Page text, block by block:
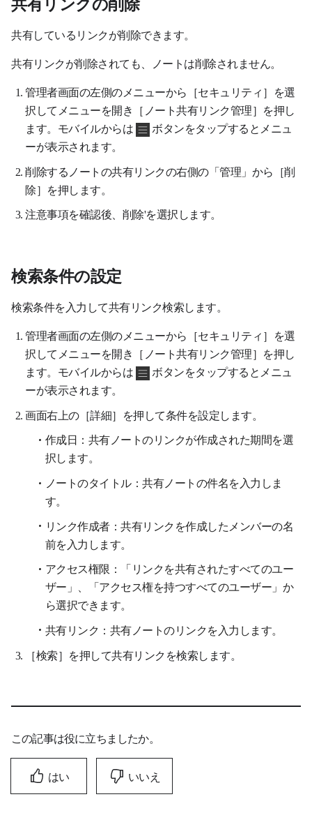
共有しているリンクが削除できます。
共有リンクが削除されても、ノートは削除されません。
管理者画面の左側のメニューから［セキュリティ］を選
択してメニューを開き［ノート共有リンク管理］を押し
ます。モバイルからは
ボタンをタップするとメニュ
ーが表示されます。
削除するノートの共有リンクの右側の「管理」から［削
除］を押します。
注意事項を確認後、削除'を選択します。
検索条件の設定
検索条件を入力して共有リンク検索します。
管理者画面の左側のメニューから［セキュリティ］を選
択してメニューを開き［ノート共有リンク管理］を押し
ます。モバイルからは
ボタンをタップするとメニュ
ーが表示されます。
画面右上の［詳細］を押して条件を設定します。
作成日：共有ノートのリンクが作成された期間を選
択します。
ノートのタイトル：共有ノートの件名を入力しま
す。
リンク作成者：共有リンクを作成したメンバーの名
前を入力します。
アクセス権限：「リンクを共有されたすべてのユー
ザー」、「アクセス権を持つすべてのユーザー」か
ら選択できます。
共有リンク：共有ノートのリンクを入力します。
［検索］を押して共有リンクを検索します。
この記事は役に立ちましたか。
はい いいえ